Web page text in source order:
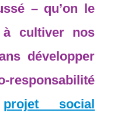
– qu’on le
cultiver nos
développer
responsabilité
projet social